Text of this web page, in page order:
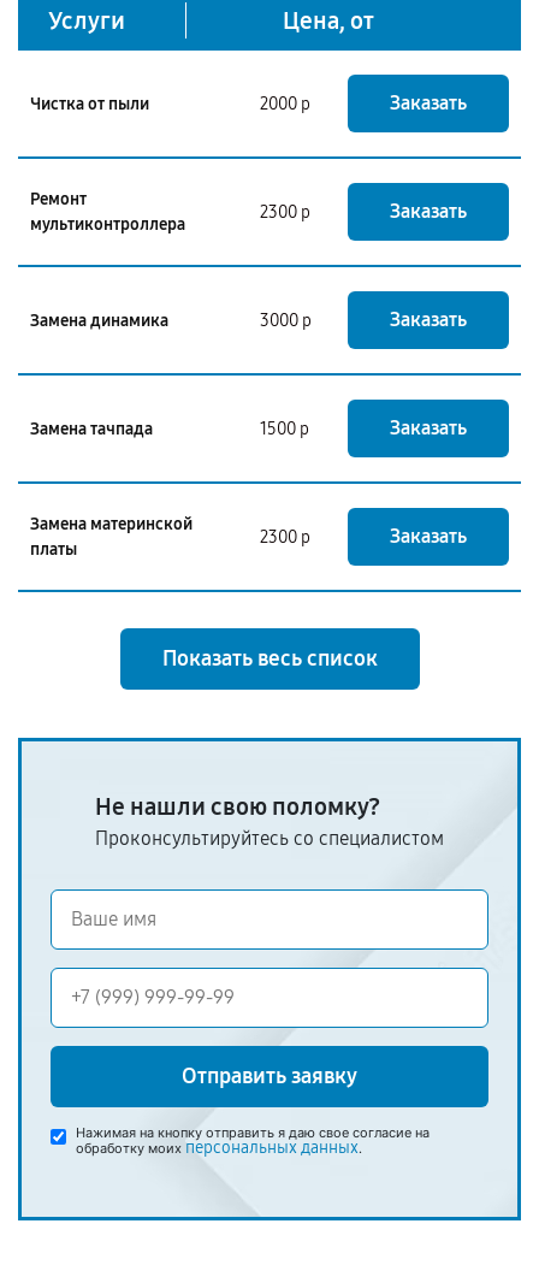
Услуги Цена, от
Чистка от пыли 2000 р Заказать
Ремонт
мультиконтроллера
2300 р Заказать
Замена динамика 3000 р Заказать
Замена тачпада 1500 р Заказать
Замена материнской
платы
2300 р Заказать
Показать весь список
Не нашли свою поломку?
Проконсультируйтесь со специалистом
Отправить заявку
Нажимая на кнопку отправить я даю свое согласие на
обработку моих персональных данных.